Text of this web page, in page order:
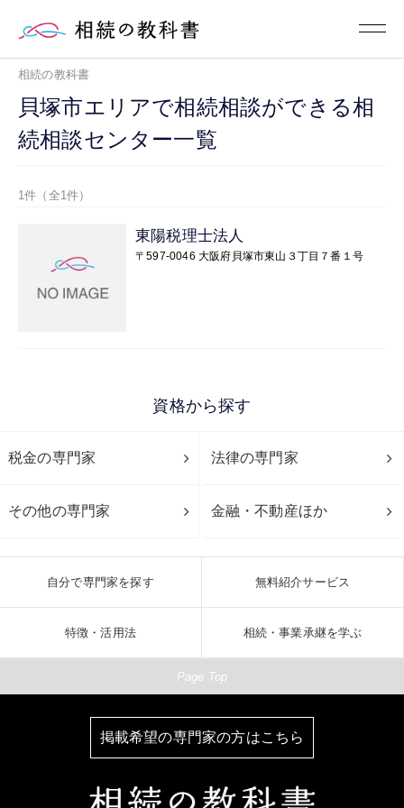
相続の教科書
貝塚市エリアで相続相談ができる相
続相談センター一覧
1件（全1件）
東陽税理士法人
〒597-0046 大阪府貝塚市東山３丁目７番１号
資格から探す
税金の専門家 法律の専門家
その他の専門家 金融・不動産ほか
自分で専門家を探す 無料紹介サービス
特徴・活用法 相続・事業承継を学ぶ
Page Top
掲載希望の専門家の方はこちら